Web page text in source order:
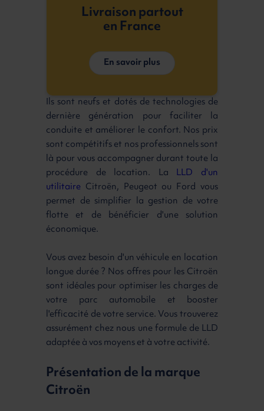
Livraison partout
en France
En savoir plus
Ils sont neufs et dotés de technologies de
dernière génération pour faciliter la
conduite et améliorer le confort. Nos prix
sont compétitifs et nos professionnels sont
là pour vous accompagner durant toute la
procédure de location. La LLD d'un
utilitaire Citroën, Peugeot ou Ford vous
permet de simplifier la gestion de votre
flotte et de bénéficier d'une solution
économique.
Vous avez besoin d'un véhicule en location
longue durée ? Nos offres pour les Citroën
sont idéales pour optimiser les charges de
votre parc automobile et booster
l'efficacité de votre service. Vous trouverez
assurément chez nous une formule de LLD
adaptée à vos moyens et à votre activité.
Présentation de la marque
Citroën